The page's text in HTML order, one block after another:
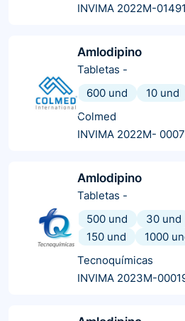
INVIMA 2022M-
Amlodipino
Tabletas -
600 und
10 und
Colmed
INVIMA 2022M-
Amlodipino
Tabletas -
500 und
30 und
150 und
1000
Tecnoquímicas
INVIMA 2023M-